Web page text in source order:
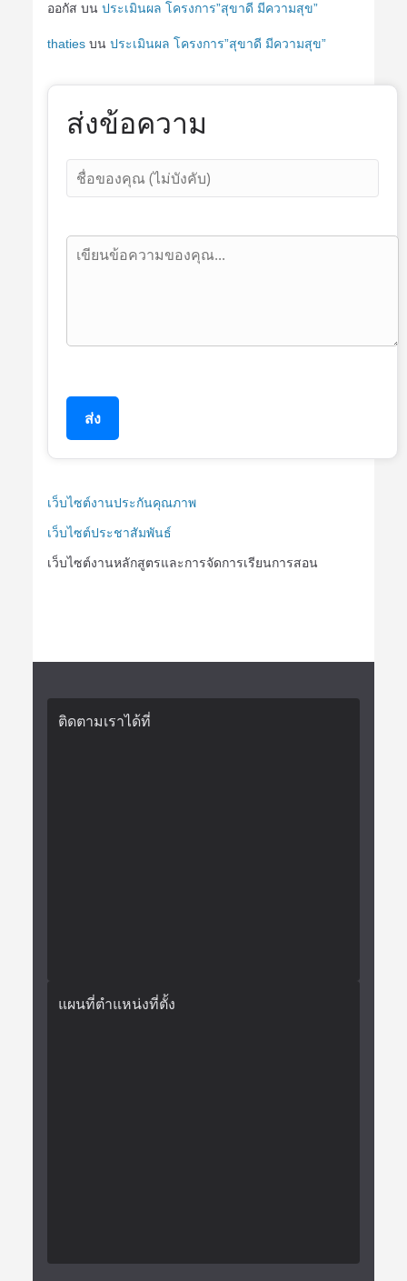
ออกัส บน ประเมินผล โครงการ”สุขาดี มีความสุข”
thatiesบน ประเมินผล โครงการ”สุขาดี มีความสุข”
ส่งข้อความ
ส่ง
เว็บไซต์งานประกันคุณภาพ
เว็บไซต์ประชาสัมพันธ์
เว็บไซต์งานหลักสูตรและการจัดการเรียนการสอน
ติดตามเราได้ที่
แผนที่ตำแหน่งที่ตั้ง